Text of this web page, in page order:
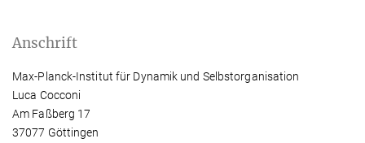
Anschrift
Max-Planck-Institut für Dynamik und Selbstorganisation
Luca Cocconi
Am Faßberg 17
37077 Göttingen